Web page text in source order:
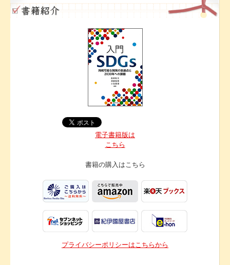
電子書籍版は
こちら
書籍の購入はこちら
プライバシーポリシーはこちらから